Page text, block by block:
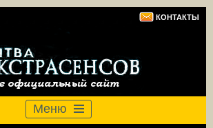
КОНТАКТЫ
Меню